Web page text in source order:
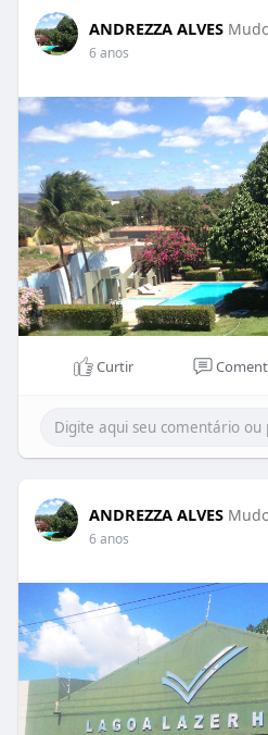
ANDREZZA ALVES
6 anos
Curtir
ANDREZZA ALVES
6 anos